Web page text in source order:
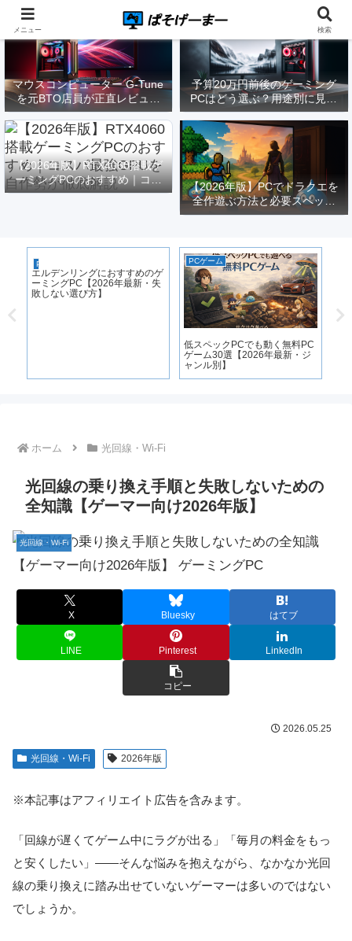
マウスコンピューター G-Tune
を元BTO店員が正直レビュー
｜実際どうなの？
予算20万円前後のゲーミング
PCはどう選ぶ？用途別に見る
構成と注意点【2026年版】
【2026年版】RTX4060搭載ゲ
ーミングPCのおすすめ｜コス
パ最強GPUを自作勢が徹底解
【2026年版】PCでドラクエを
全作遊ぶ方法と必要スペック
｜FF14勢がまとめてみた
PCゲーム
エルデンリングにおすすめのゲ
ーミングPC【2026年最新・失
敗しない選び方】
PCゲーム
低スペックPCでも動く無料PC
ゲーム30選【2026年最新・ジ
ャンル別】
ホーム 光回線・Wi-Fi
光回線の乗り換え手順と失敗しないための
全知識【ゲーマー向け2026年版】
光回線・Wi-Fi
X Bluesky はてブ
LINE Pinterest LinkedIn
コピー
2026.05.25
光回線・Wi-Fi 2026年版
※本記事はアフィリエイト広告を含みます。
「回線が遅くてゲーム中にラグが出る」「毎月の料金をもっ
と安くしたい」――そんな悩みを抱えながら、なかなか光回
線の乗り換えに踏み出せていないゲーマーは多いのではない
でしょうか。
メニュー 検索